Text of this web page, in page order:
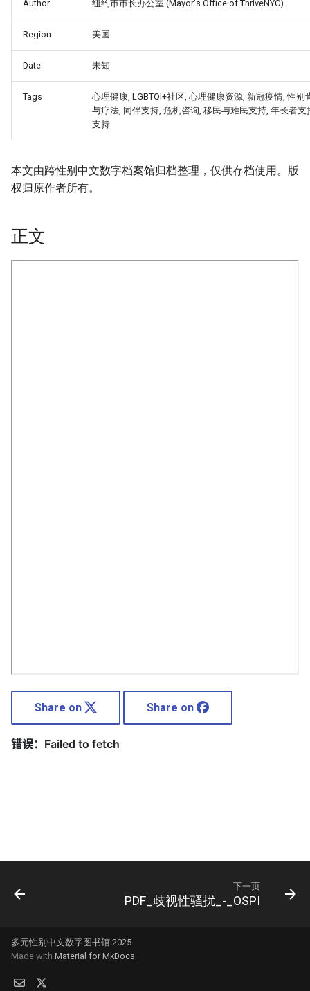
Author 纽约市市长办公室 (Mayor's Office of ThriveNYC)
Region 美国
Date 未知
Tags
心理健康, LGBTQI+社区, 心理健康资源, 新冠疫情, 性别
与疗法, 同伴支持, 危机咨询, 移民与难民支持, 年长者支
支持
本文由跨性别中文数字档案馆归档整理，仅供存档使用。版
权归原作者所有。
正文
Share on Share on
下一页
PDF_歧视性骚扰_-_OSPI
多元性别中文数字图书馆 2025
Made with Material for MkDocs